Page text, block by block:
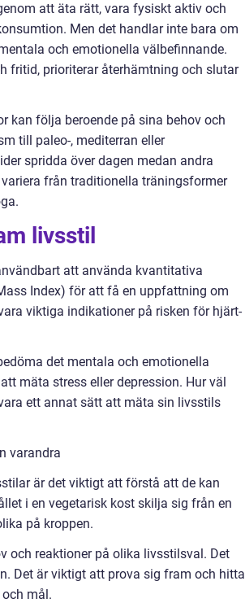
att äta rätt, vara fysiskt aktiv och
Men det handlar inte bara om
och emotionella välbefinnande.
fritid, prioriterar återhämtning och slutar
kan följa beroende på sina behov och
till paleo-, mediterran eller
spridda över dagen medan andra
från traditionella träningsformer
livsstil
att använda kvantitativa
Index) för att få en uppfattning om
viktiga indikationer på risken för hjärt-
det mentala och emotionella
mäta stress eller depression. Hur väl
ett annat sätt att mäta sin livsstils
varandra
är det viktigt att förstå att de kan
i en vegetarisk kost skilja sig från en
på kroppen.
och reaktioner på olika livsstilsval. Det
Det är viktigt att prova sig fram och hitta
mål.